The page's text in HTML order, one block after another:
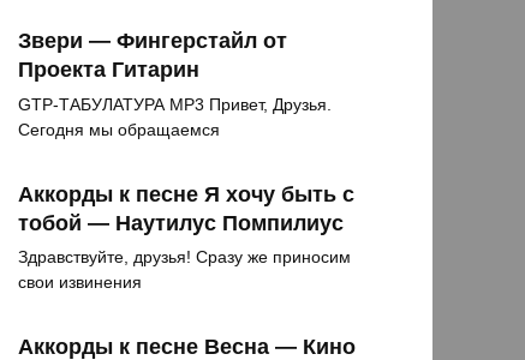
Звери — Фингерстайл от
Проекта Гитарин
GTP-ТАБУЛАТУРА MP3 Привет, Друзья.
Сегодня мы обращаемся
Аккорды к песне Я хочу быть с
тобой — Наутилус Помпилиус
Здравствуйте, друзья! Сразу же приносим
свои извинения
Аккорды к песне Весна — Кино